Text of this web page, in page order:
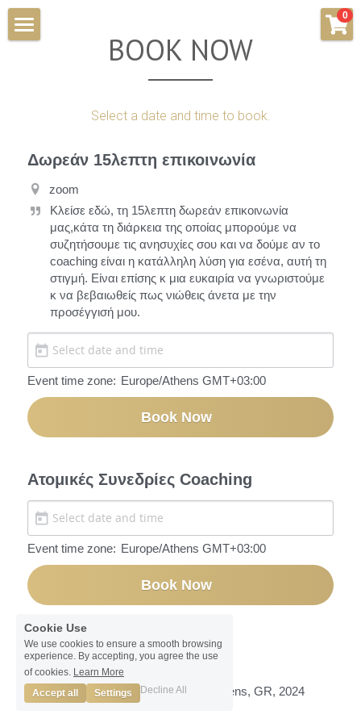
0
INSPIRED FOR LIFE
SHOP
Search
BOOK NOW
Select a date and time to book.
Δωρεάν 15λεπτη επικοινωνία
zoom
Κλείσε εδώ, τη 15λεπτη δωρεάν επικοινωνία
μας,κάτα τη διάρκεια της οποίας μπορούμε να
συζητήσουμε τις ανησυχίες σου και να δούμε αν το
coaching είναι η κατάλληλη λύση για εσένα, αυτή τη
στιγμή. Είναι επίσης κ μια ευκαιρία να γνωριστούμε
κ να βεβαιωθείς πως νιώθεις άνετα με την
προσέγγισή μου.
Event time zone: Europe/Athens GMT+03:00
Book Now
Ατομικές Συνεδρίες Coaching
Event time zone: Europe/Athens GMT+03:00
Book Now
Dramas 10, 17675, Kallithea, Athens, GR, 2024
×
Cookie Use
We use cookies to ensure a smooth browsing
experience. By accepting, you agree the use
of cookies. Learn More
Accept all
Settings Decline All